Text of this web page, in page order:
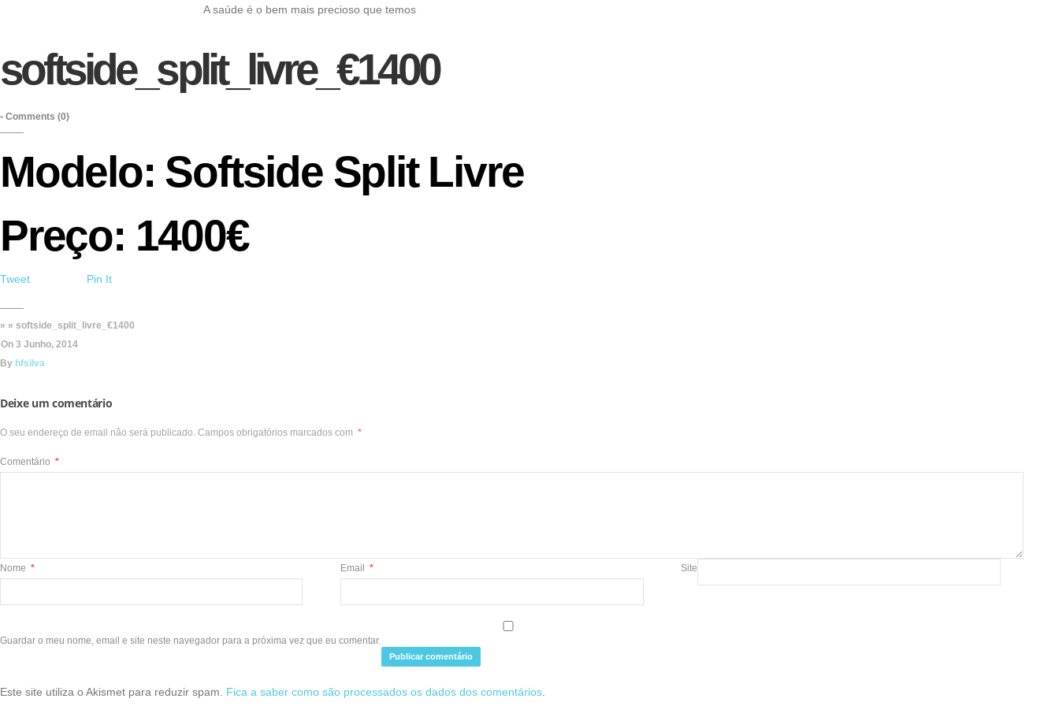
A saúde é o bem mais precioso que temos
softside_split_livre_€1400
• Comments (0)
Modelo: Softside Split Livre
Preço: 1400€
Tweet Pin It
» » softside_split_livre_€1400
On 3 Junho, 2014
By hfsilva
Deixe um comentário
O seu endereço de email não será publicado. Campos obrigatórios marcados com *
Comentário *
Nome * Email * Site
Guardar o meu nome, email e site neste navegador para a próxima vez que eu comentar.
Este site utiliza o Akismet para reduzir spam. Fica a saber como são processados os dados dos comentários